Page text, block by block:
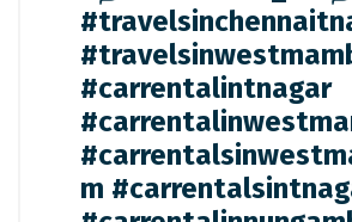
#carrentalintnagar
m